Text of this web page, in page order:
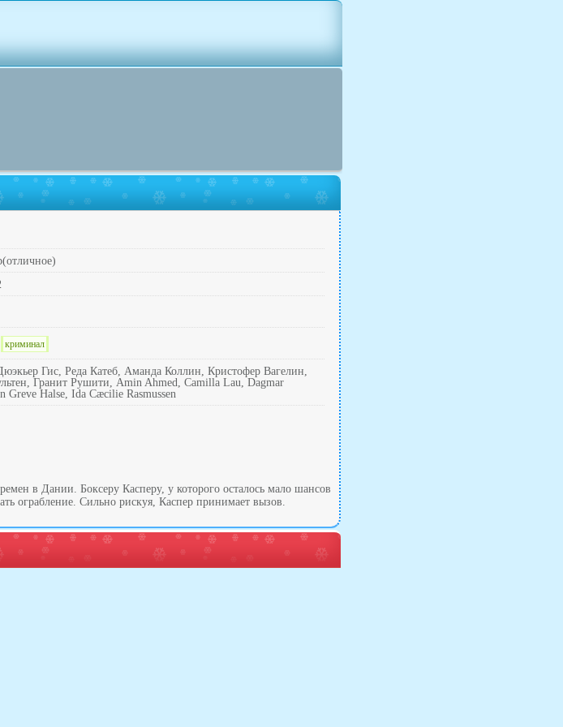
криминал
Гис, Реда Катеб, Аманда Коллин, Кристофер Вагелин,
Гранит Рушити, Amin Ahmed, Camilla Lau, Dagmar
Greve Halse, Ida Cæcilie Rasmussen
в Дании. Боксеру Касперу, у которого осталось мало шансов
ограбление. Сильно рискуя, Каспер принимает вызов.